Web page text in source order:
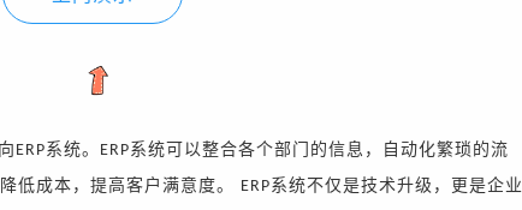
ERP系统。 ERP系统可以整合各个部门的信息，自动化繁琐的流
低成本，提高客户满意度。
ERP系统不仅是技术升级，更是企业